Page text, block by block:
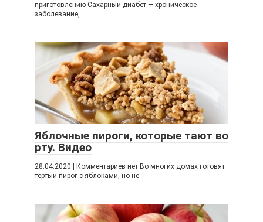
приготовлению Сахарный диабет — хроническое
заболевание,
Яблочные пироги, которые тают во
рту. Видео
28.04.2020 | Комментариев нет Во многих домах готовят
тертый пирог с яблоками, но не